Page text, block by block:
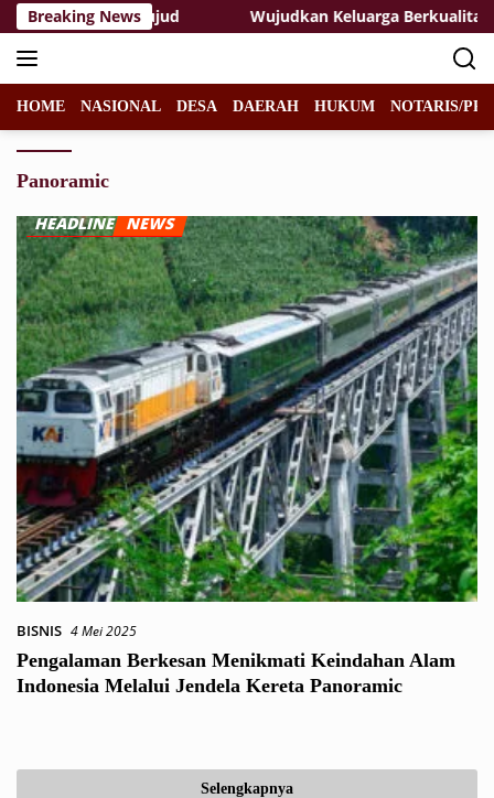
Langsung
ke
konten
Breaking News
Terwujud Wujudkan Keluarga Berkualitas:
HOME NASIONAL DESA DAERAH HUKUM NOTARIS/
Panoramic
BISNIS 4 Mei 2025
Pengalaman Berkesan Menikmati Keindahan Alam
Indonesia Melalui Jendela Kereta Panoramic
Selengkapnya